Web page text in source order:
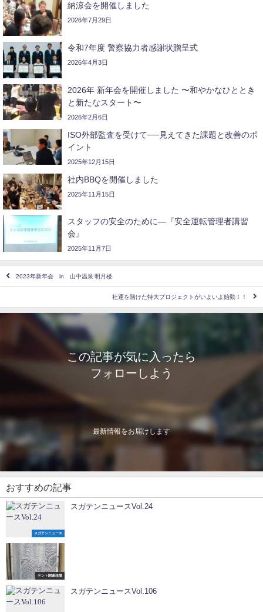
納涼会を開催しました
2026年7月29日
令和7年度 警察協力者感謝状贈呈式
2026年4月3日
2026年 新年会を開催しました 〜和やかなひととき
と新たなスタート〜
2026年2月6日
ISO外部監査を受けて──見えてきた課題と改善のポ
イント
2025年12月15日
社内BBQを開催しました
2025年11月15日
スタッフの安全のために―『安全運転管理者講習
会』
2025年11月7日
2023年新年会 in 山中温泉 明月楼
社運を賭けた特大プロジェクトがいよいよ始動！！
この記事が気に入ったら
フォローしよう
最新情報をお届けします
おすすめの記事
スガテンニュース
スガテンニュースVol.24
テント関連現場
スガテンニュースVol.106